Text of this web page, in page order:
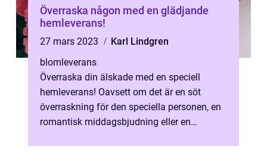
Överraska någon med en glädjande
hemleverans!
27 mars 2023
Karl Lindgren
blomleverans
Överraska din älskade med en speciell
hemleverans! Oavsett om det är en söt
överraskning för den speciella personen, en
romantisk middagsbjudning eller en